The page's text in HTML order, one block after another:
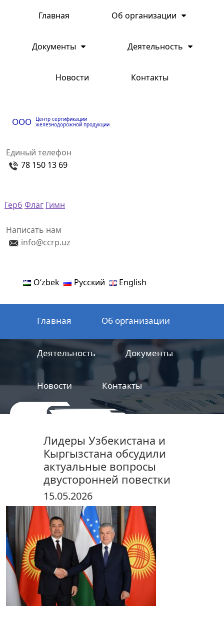
Главная Об организации
Документы Деятельность
Новости Контакты
ООО Центр сертификации
железнодорожной продукции
Единый телефон
78 150 13 69
Герб Флаг Гимн
Написать нам
info@ccrp.uz
Oʻzbek Русский English
Главная Об организации
Деятельность Документы
Новости Контакты
железнодорожной продукции
Лидеры Узбекистана и
Кыргызстана обсудили
актуальные вопросы
двусторонней повестки
15.05.2026